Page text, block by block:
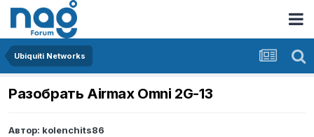
Ubiquiti Networks
Разобрать Airmax Omni 2G-13
Автор: kolenchits86